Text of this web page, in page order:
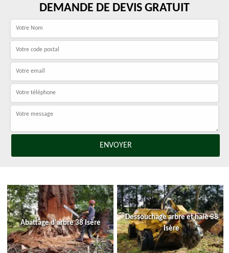
DEMANDE DE DEVIS GRATUIT
Abattage d'arbre 38 Isère
Dessouchage arbre et haie 38
Isère